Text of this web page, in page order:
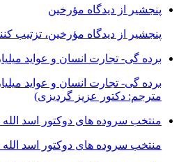
پنجشیر از دیدگاه مؤرخین
پنجشیر از دیدگاه مؤرخین، تزتیب
برده گی- تجارت انسان و عواید
برده گی- تجارت انسان و عواید
مترجم: دکتور عزیز گردیزی)
منتخب سروده های دوکتور اسد
منتخب سروده های دوکتور اسد